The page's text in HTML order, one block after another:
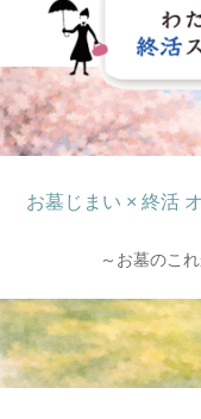
お墓じまい × 終活
～お墓のこ
HOME
事業内容
メディア